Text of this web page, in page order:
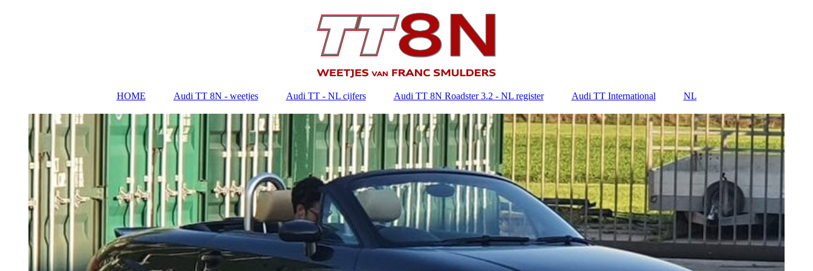
HOME Audi TT 8N - weetjes Audi TT - NL cijfers Audi TT 8N Roadster 3.2 - NL register Audi TT International NL